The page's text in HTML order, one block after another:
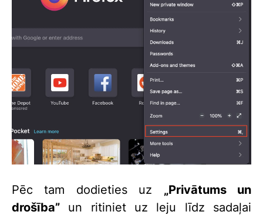
Pēc tam dodieties uz „Privātums un
drošība” un ritiniet uz leju līdz sadaļai